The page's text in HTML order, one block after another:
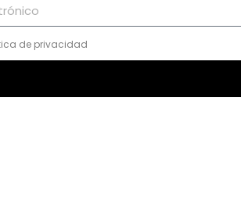
de privacidad